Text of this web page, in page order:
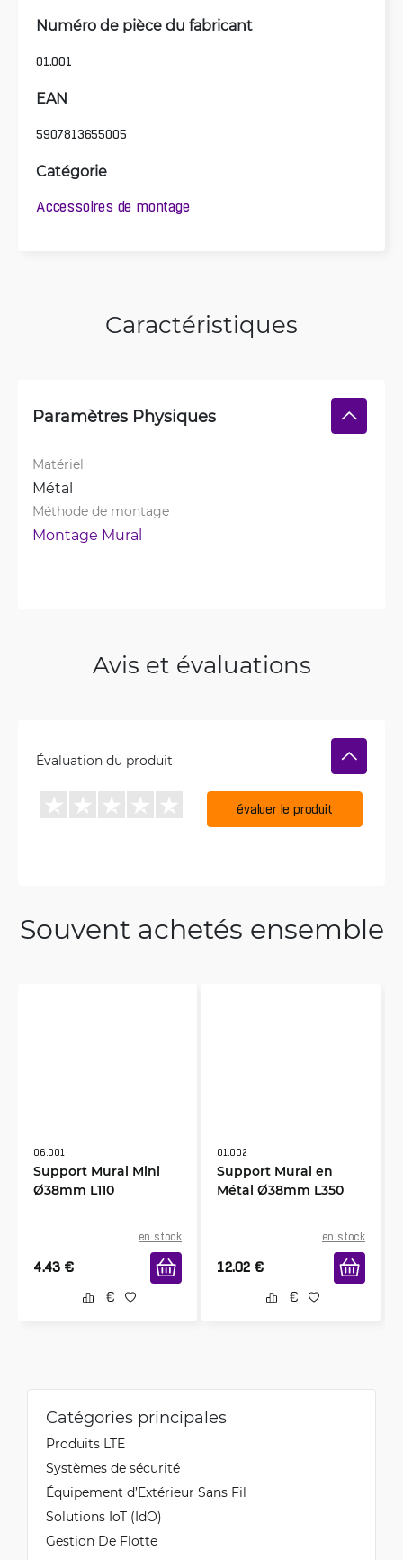
Numéro de pièce du fabricant
01.001
EAN
5907813655005
Catégorie
Accessoires de montage
Caractéristiques
Paramètres Physiques
Matériel
Métal
Méthode de montage
Montage Mural
Avis et évaluations
Évaluation du produit
évaluer le produit
Souvent achetés ensemble
06.001
Support Mural Mini
Ø38mm L110
en stock
4.43 €
01.002
Support Mural en
Métal Ø38mm L350
en stock
12.02 €
Catégories principales
Produits LTE
Systèmes de sécurité
Équipement d’Extérieur Sans Fil
Solutions IoT (IdO)
Gestion De Flotte